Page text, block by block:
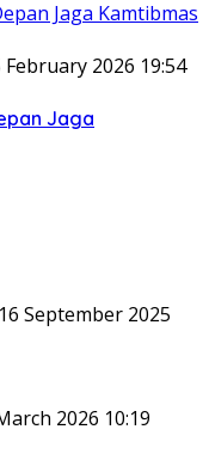
February 2026 19:54
Jaga
16 September 2025
2026 10:19